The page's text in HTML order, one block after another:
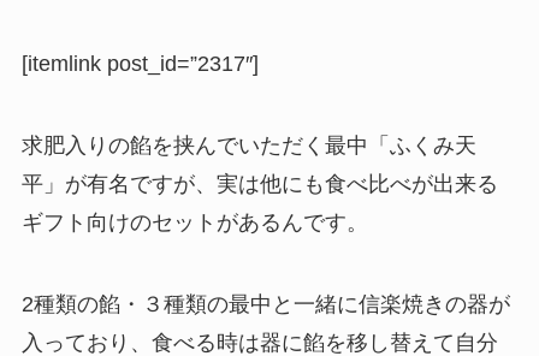
[itemlink post_id=”2317″]
求肥入りの餡を挟んでいただく最中「ふくみ天
平」が有名ですが、実は他にも食べ比べが出来る
ギフト向けのセットがあるんです。
2種類の餡・３種類の最中と一緒に信楽焼きの器が
入っており、食べる時は器に餡を移し替えて自分